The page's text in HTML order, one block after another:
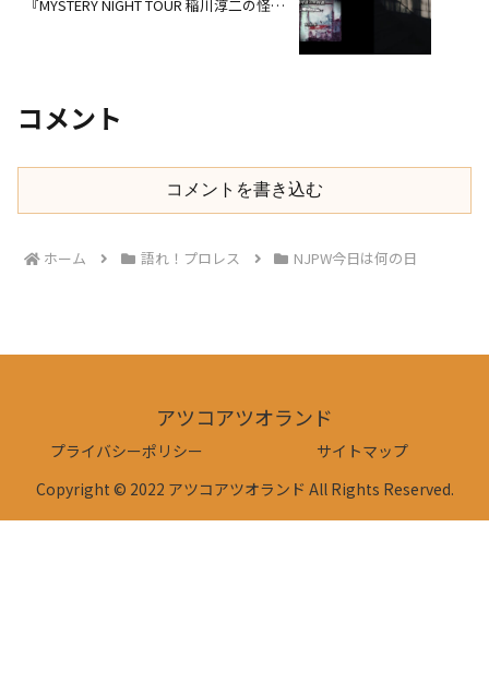
『MYSTERY NIGHT TOUR 稲川淳二の怪談
コメント
コメントを書き込む
ホーム 語れ！プロレス NJPW今日は何の日
アツコアツオランド
プライバシーポリシー
サイトマップ
Copyright © 2022 アツコアツオランド All Rights Reserved.